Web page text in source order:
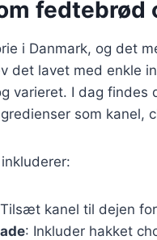
fedtebrød
i Danmark, og det
det lavet med enkle
varieret. I dag findes
som kanel,
kanel til dejen
: Inkluder hakket